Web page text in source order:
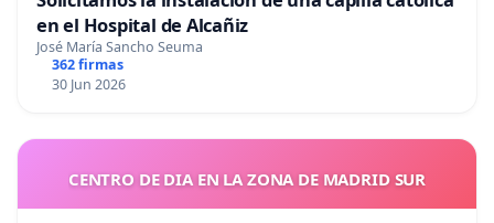
en el Hospital de Alcañiz
José María Sancho Seuma
362 firmas
30 Jun 2026
CENTRO DE DIA EN LA ZONA DE MADRID SUR